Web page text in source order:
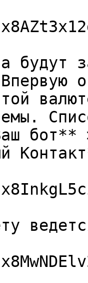
будут
бот**